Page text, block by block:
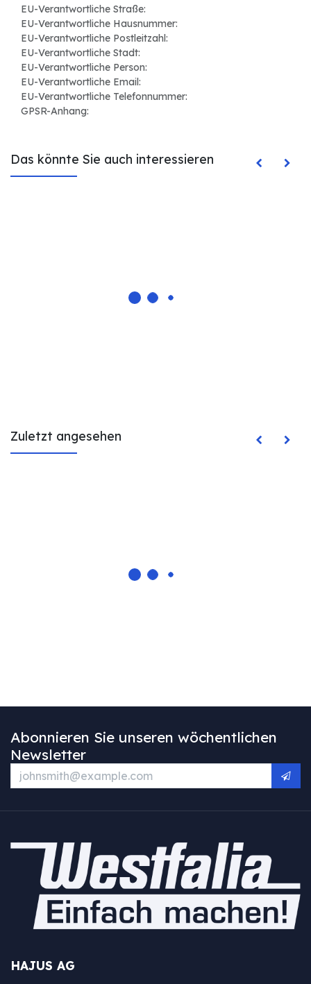
EU-Verantwortliche Straße:
EU-Verantwortliche Hausnummer:
EU-Verantwortliche Postleitzahl:
EU-Verantwortliche Stadt:
EU-Verantwortliche Person:
EU-Verantwortliche Email:
EU-Verantwortliche Telefonnummer:
GPSR-Anhang:
Das könnte Sie auch interessieren
Zuletzt angesehen
Abonnieren Sie unseren wöchentlichen
Newsletter
HAJUS AG